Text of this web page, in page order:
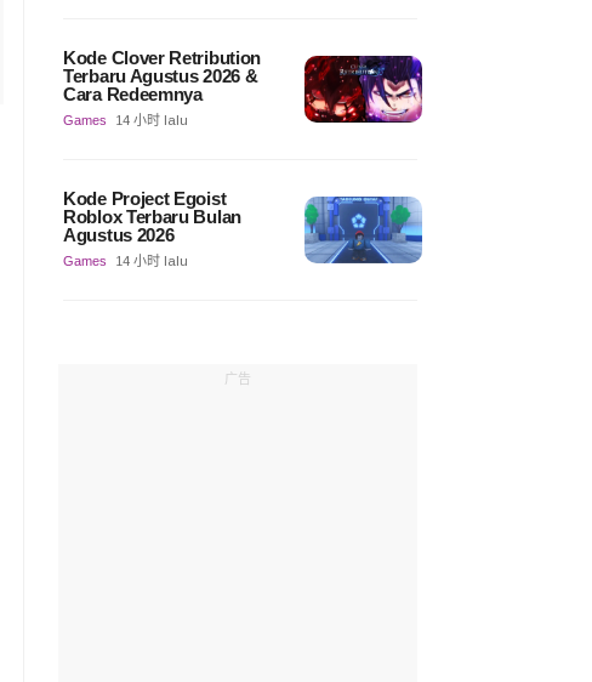
Kode Clover Retribution
Terbaru Agustus 2026 &
Cara Redeemnya
Games 14 小时 lalu
Kode Project Egoist
Roblox Terbaru Bulan
Agustus 2026
Games 14 小时 lalu
广告